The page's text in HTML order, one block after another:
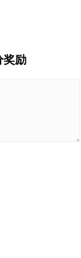
奖励